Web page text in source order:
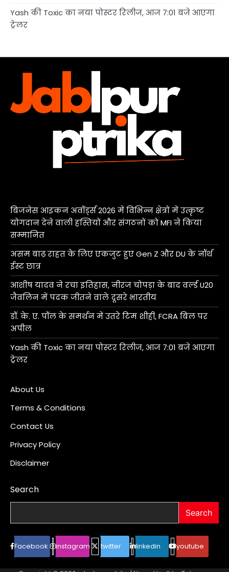
Yash की Toxic का नया पोस्टर रिलीज, आज 7:01 बजे आएगा
ट्रेलर
बिजनेस आइकन अवॉर्ड्स 2026 में विभिन्न क्षेत्रों में उत्कृष्ट
योगदान देने वाली हस्तियों और संगठनों को MFI ने किया
सम्मानित
असम बाढ़ राहत के लिए एकजुट हुए Gen Z और DU के नॉर्थ
ईस्ट छात्र
आशीष यादव ने रचा इतिहास, नीरज चोपड़ा के बाद वर्ल्ड U20
जैवलिन में पदक जीतने वाले दूसरे भारतीय
डॉ. के. ए. पॉल के समर्थन में उतरे टिम शीही, FCRA बिल पर
अपील
Yash की Toxic का नया पोस्टर रिलीज, आज 7:01 बजे आएगा
ट्रेलर
About Us
Terms & Conditions
Contact Us
Privacy Policy
Disclaimer
Search
Search
Facebook instagram twitter linkedin youtube